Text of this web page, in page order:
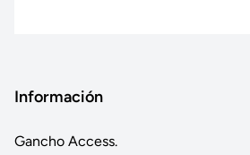
Información
Gancho Access.